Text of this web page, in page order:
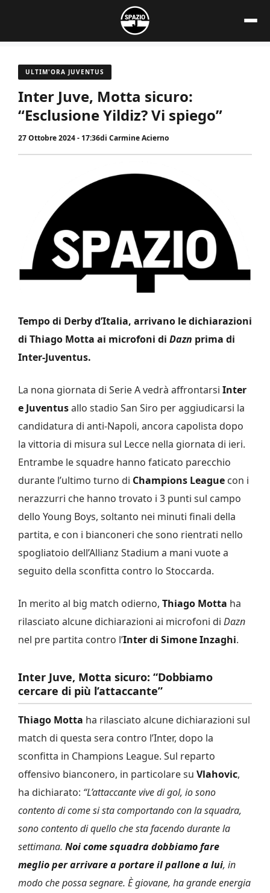
contenuto
ULTIM'ORA JUVENTUS
Inter Juve, Motta sicuro:
“Esclusione Yildiz? Vi spiego”
27 Ottobre 2024 - 17:36di Carmine Acierno
Tempo di Derby d’Italia, arrivano le dichiarazioni
di Thiago Motta ai microfoni di Dazn prima di
Inter-Juventus.
La nona giornata di Serie A vedrà affrontarsi Inter
e Juventusallo stadio San Siro per aggiudicarsi la
candidatura di anti-Napoli, ancora capolista dopo
la vittoria di misura sul Lecce nella giornata di ieri.
Entrambe le squadre hanno faticato parecchio
durante l’ultimo turno di Champions League con i
nerazzurri che hanno trovato i 3 punti sul campo
dello Young Boys, soltanto nei minuti finali della
partita, e con i bianconeri che sono rientrati nello
spogliatoio dell’Allianz Stadium a mani vuote a
seguito della sconfitta contro lo Stoccarda.
In merito al big match odierno, Thiago Motta ha
rilasciato alcune dichiarazioni ai microfoni di Dazn
nel pre partita contro l’Inter di Simone Inzaghi.
Inter Juve, Motta sicuro: “Dobbiamo
cercare di più l’attaccante”
Thiago Motta ha rilasciato alcune dichiarazioni sul
match di questa sera contro l’Inter, dopo la
sconfitta in Champions League. Sul reparto
offensivo bianconero, in particolare su Vlahovic,
ha dichiarato: “L’attaccante vive di gol, io sono
contento di come si sta comportando con la squadra,
sono contento di quello che sta facendo durante la
settimana. Noi come squadra dobbiamo fare
meglio per arrivare a portare il pallone a lui, in
modo che possa segnare. È giovane, ha grande energia